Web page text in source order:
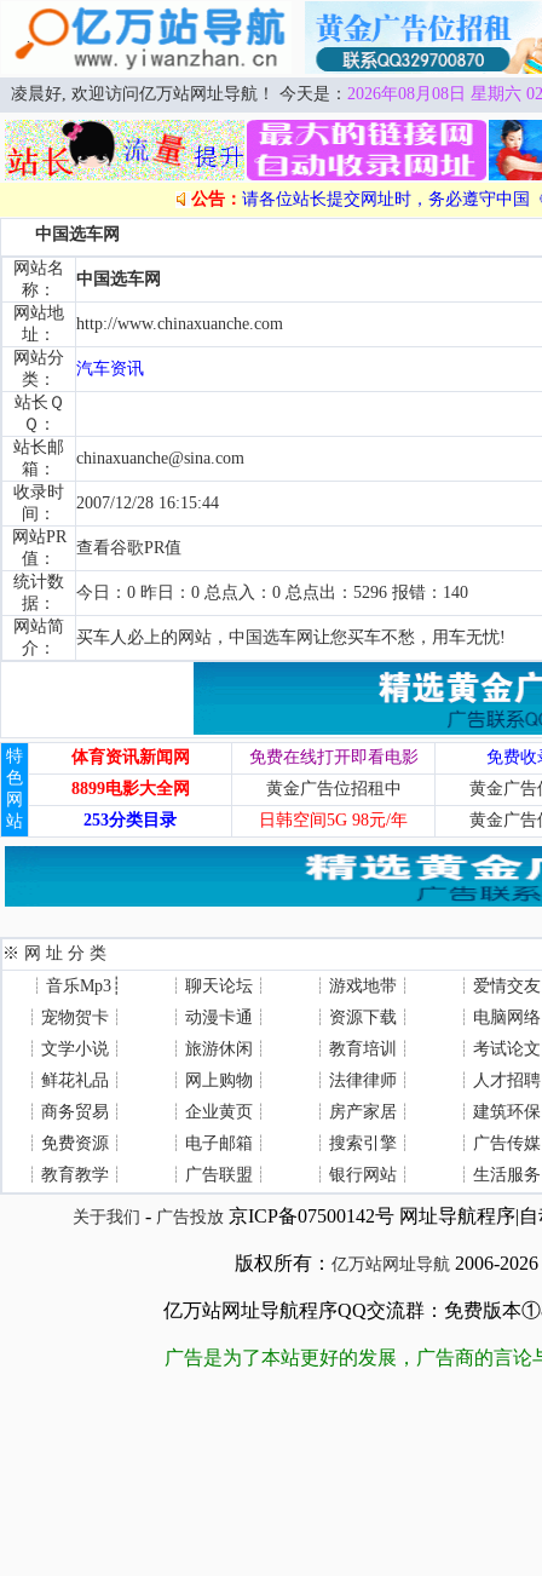
凌晨好, 欢迎访问亿万站网址导航！ 今天是： 2026年08月08日 星期六
公告： 请各位站长提交网址时，务必遵守中国
中国选车网
网站名
称：
中国选车网
网站地
址：
http://www.chinaxuanche.com
网站分
类：
汽车资讯
站长Ｑ
Ｑ：
站长邮
箱：
chinaxuanche@sina.com
收录时
间：
2007/12/28 16:15:44
网站PR
值：
查看谷歌PR值
统计数
据：
今日：0 昨日：0 总点入：0 总点出：5296 报错：140
网站简
介：
买车人必上的网站，中国选车网让您买车不愁，用车无忧!
特
色
网
站
体育资讯新闻网 免费在线打开即看电影
免费收
8899电影大全网
黄金广告位招租中
黄金广告
253分类目录
日韩空间5G 98元/年 黄金广告
※ 网 址 分 类
┊ 音乐Mp3 ┊ ┊ 聊天论坛 ┊ ┊ 游戏地带 ┊ ┊ 爱情交友
┊ 宠物贺卡 ┊ ┊ 动漫卡通 ┊ ┊ 资源下载 ┊ ┊ 电脑网络
┊ 文学小说 ┊ ┊ 旅游休闲 ┊ ┊ 教育培训 ┊ ┊ 考试论文
┊ 鲜花礼品 ┊ ┊ 网上购物 ┊ ┊ 法律律师 ┊ ┊ 人才招聘
┊ 商务贸易 ┊ ┊ 企业黄页 ┊ ┊ 房产家居 ┊ ┊ 建筑环保
┊ 免费资源 ┊ ┊ 电子邮箱 ┊ ┊ 搜索引擎 ┊ ┊ 广告传媒
┊ 教育教学 ┊ ┊ 广告联盟 ┊ ┊ 银行网站 ┊ ┊ 生活服务
关于我们 - 广告投放京ICP备07500142号 网址导航程序|
版权所有： 亿万站网址导航 2006-2026
亿万站网址导航程序QQ交流群：免费版本
广告是为了本站更好的发展，广告商的言